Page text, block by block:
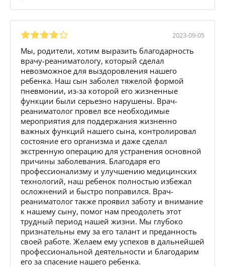
2023-09-05
Мы, родители, хотим выразить благодарность
врачу-реаниматологу, который сделал
невозможное для выздоровления нашего
ребенка. Наш сын заболел тяжелой формой
пневмонии, из-за которой его жизненные
функции были серьезно нарушены. Врач-
реаниматолог провел все необходимые
мероприятия для поддержания жизненно
важных функций нашего сына, контролировал
состояние его организма и даже сделал
экстренную операцию для устранения основной
причины заболевания. Благодаря его
профессионализму и улучшению медицинских
технологий, наш ребенок полностью избежал
осложнений и быстро поправился. Врач-
реаниматолог также проявил заботу и внимание
к нашему сыну, помог нам преодолеть этот
трудный период нашей жизни. Мы глубоко
признательны ему за его талант и преданность
своей работе. Желаем ему успехов в дальнейшей
профессиональной деятельности и благодарим
его за спасение нашего ребенка.